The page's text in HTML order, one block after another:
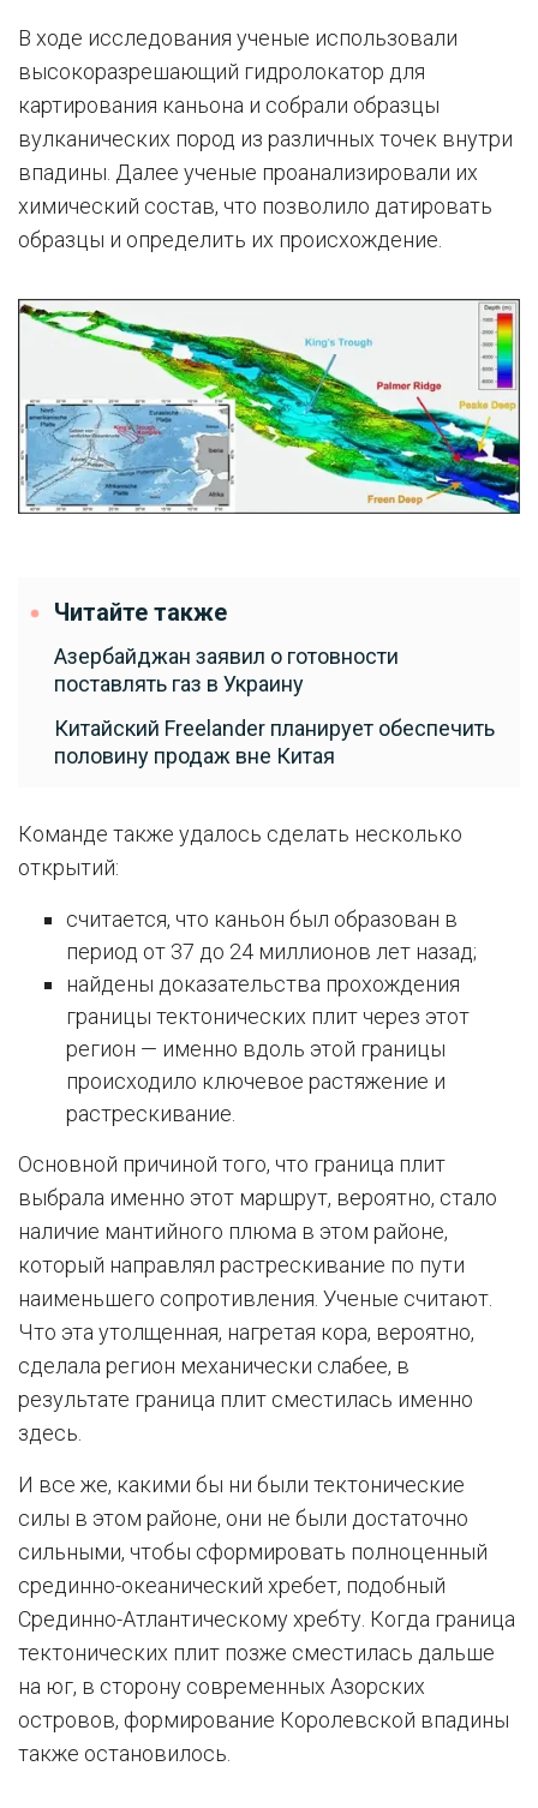
В ходе исследования ученые использовали
высокоразрешающий гидролокатор для
картирования каньона и собрали образцы
вулканических пород из различных точек внутри
впадины. Далее ученые проанализировали их
химический состав, что позволило датировать
образцы и определить их происхождение.
Читайте также
Азербайджан заявил о готовности
поставлять газ в Украину
Китайский Freelander планирует обеспечить
половину продаж вне Китая
Команде также удалось сделать несколько
открытий:
считается, что каньон был образован в
период от 37 до 24 миллионов лет назад;
найдены доказательства прохождения
границы тектонических плит через этот
регион — именно вдоль этой границы
происходило ключевое растяжение и
растрескивание.
Основной причиной того, что граница плит
выбрала именно этот маршрут, вероятно, стало
наличие мантийного плюма в этом районе,
который направлял растрескивание по пути
наименьшего сопротивления. Ученые считают.
Что эта утолщенная, нагретая кора, вероятно,
сделала регион механически слабее, в
результате граница плит сместилась именно
здесь.
И все же, какими бы ни были тектонические
силы в этом районе, они не были достаточно
сильными, чтобы сформировать полноценный
срединно-океанический хребет, подобный
Срединно-Атлантическому хребту. Когда граница
тектонических плит позже сместилась дальше
на юг, в сторону современных Азорских
островов, формирование Королевской впадины
также остановилось.